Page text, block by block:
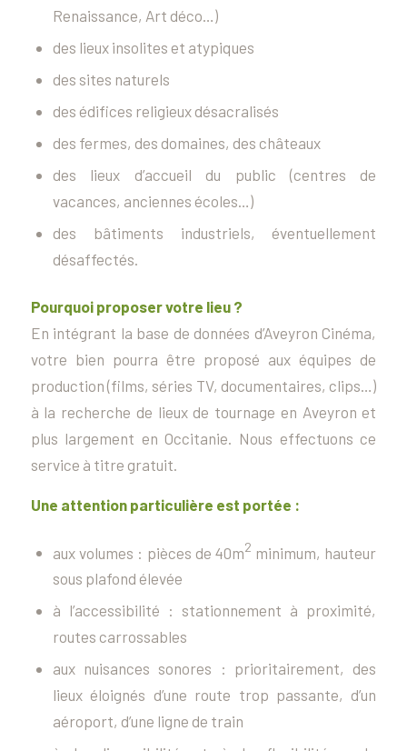
Renaissance, Art déco…)
des lieux insolites et atypiques
des sites naturels
des édifices religieux désacralisés
des fermes, des domaines, des châteaux
des lieux d’accueil du public (centres de
vacances, anciennes écoles…)
des bâtiments industriels, éventuellement
désaffectés.
Pourquoi proposer votre lieu ?
En intégrant la base de données d’Aveyron Cinéma,
votre bien pourra être proposé aux équipes de
production (films, séries TV, documentaires, clips…)
à la recherche de lieux de tournage en Aveyron et
plus largement en Occitanie. Nous effectuons ce
service à titre gratuit.
Une attention particulière est portée :
aux volumes : pièces de 40m2 minimum, hauteur
sous plafond élevée
à l’accessibilité : stationnement à proximité,
routes carrossables
aux nuisances sonores : prioritairement, des
lieux éloignés d’une route trop passante, d’un
aéroport, d’une ligne de train